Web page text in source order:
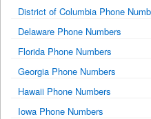
District of Columbia Phone
Delaware Phone Numbers
Florida Phone Numbers
Georgia Phone Numbers
Hawaii Phone Numbers
Iowa Phone Numbers